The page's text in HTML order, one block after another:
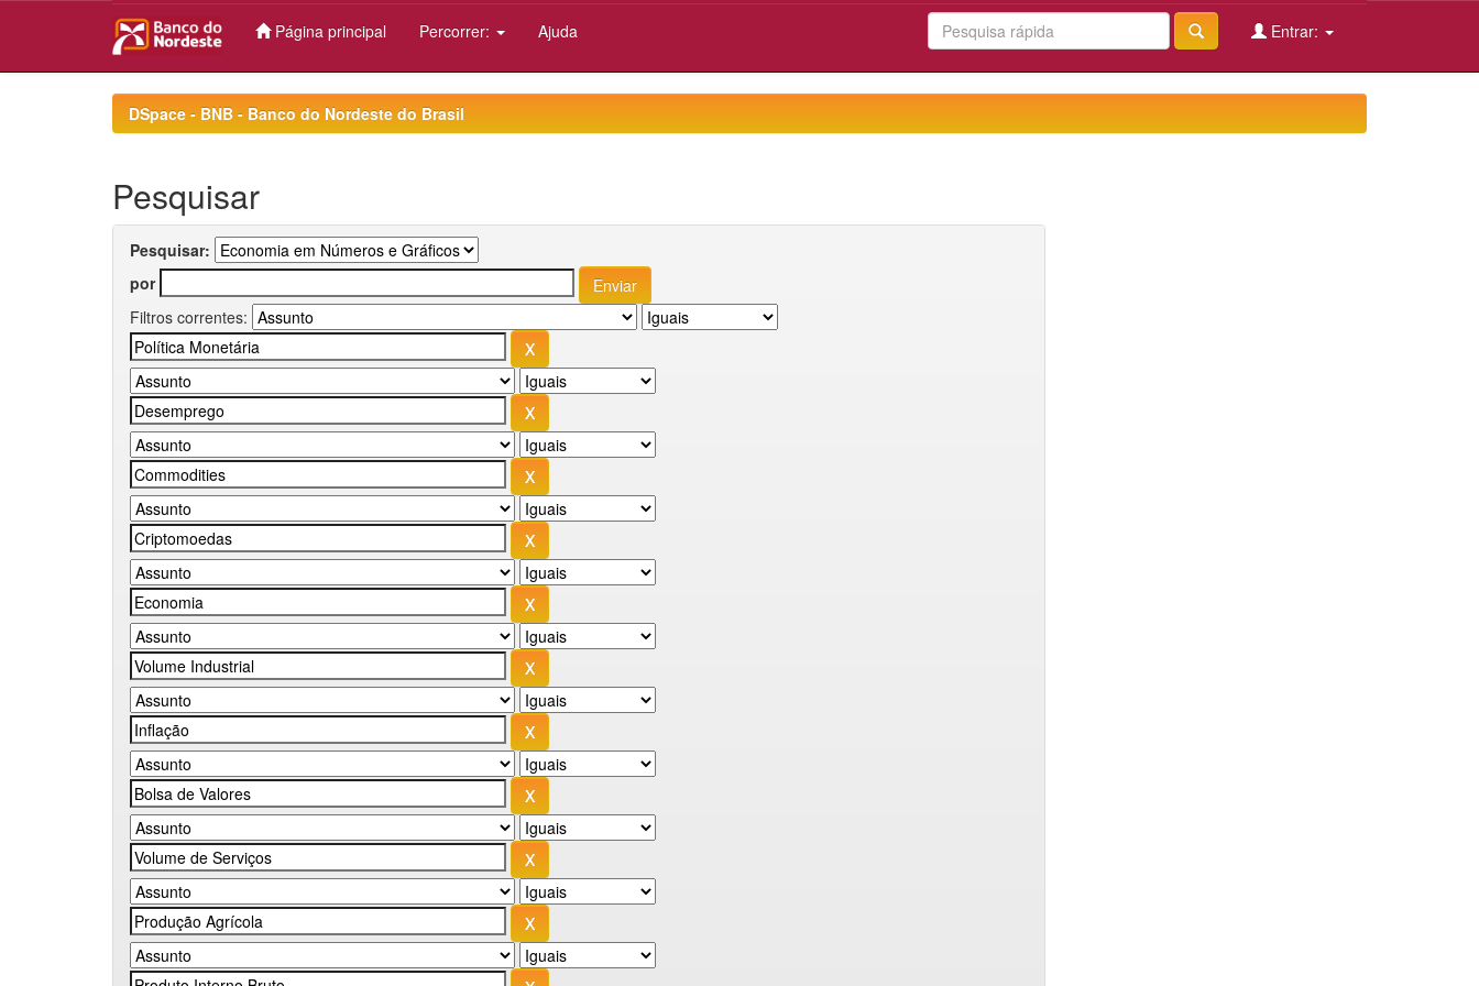
Página principal Percorrer: Ajuda Entrar:
DSpace - BNB - Banco do Nordeste do Brasil
Pesquisar
Pesquisar:
por
Filtros correntes: